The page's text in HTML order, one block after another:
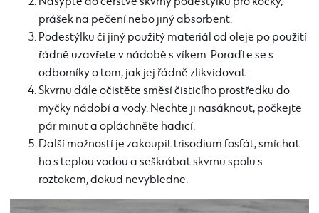
prášek na pečení nebo jiný absorbent.
Podestýlku či jiný použitý materiál od oleje po použití
řádně uzavřete v nádobě s víkem. Poraďte se s
odborníky o tom, jak jej řádně zlikvidovat.
Skvrnu dále očistěte směsí čisticího prostředku do
myčky nádobí a vody. Nechte ji nasáknout, počkejte
pár minut a opláchněte hadicí.
Další možností je zakoupit trisodium fosfát, smíchat
ho s teplou vodou a seškrábat skvrnu spolu s
roztokem, dokud nevybledne.